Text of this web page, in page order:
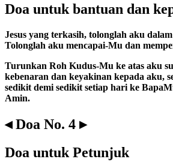
Doa untuk bantuan dan
Jesus yang terkasih, tolonglah aku
Tolonglah aku mencapai-Mu dan
Turunkan Roh Kudus-Mu ke atas aku
kebenaran dan keyakinan kepada aku,
sedikit demi sedikit setiap hari ke
Amin.
◂ Doa No. 4 ▸
Doa untuk Petunjuk